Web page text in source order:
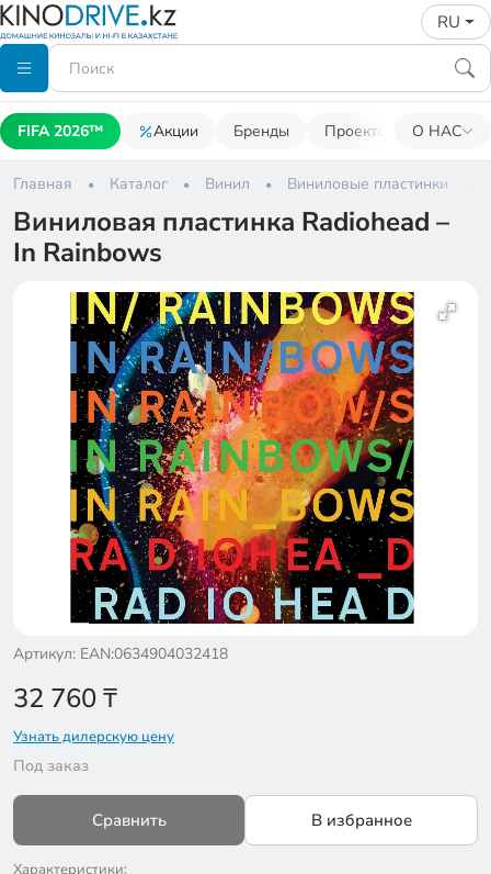
RU
FIFA 2026™ Акции Бренды Проекторы О НАС
Главная Каталог Винил Виниловые пластинки
Виниловая пластинка Radiohead –
In Rainbows
Артикул: EAN:0634904032418
32 760₸
Узнать дилерскую цену
Под заказ
Сравнить В избранное
Характеристики: